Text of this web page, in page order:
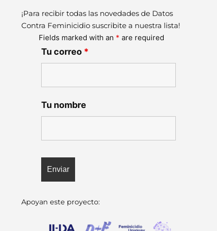
¡Para recibir todas las novedades de Datos
Contra Feminicidio suscribite a nuestra lista!
Fields marked with an * are required
Tu correo *
Tu nombre
Apoyan este proyecto: